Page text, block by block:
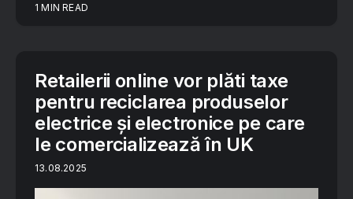
1 MIN READ
Retailerii online vor plăti taxe
pentru reciclarea produselor
electrice și electronice pe care
le comercializează în UK
13.08.2025